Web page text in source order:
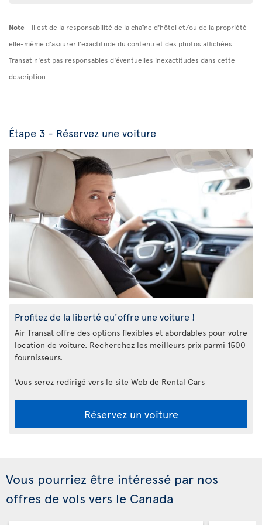
Note - Il est de la responsabilité de la chaîne d'hôtel et/ou de la propriété
elle-même d'assurer l'exactitude du contenu et des photos affichées.
Transat n'est pas responsables d'éventuelles inexactitudes dans cette
description.
Étape 3 - Réservez une voiture
Profitez de la liberté qu'offre une voiture !
Air Transat offre des options flexibles et abordables pour votre
location de voiture. Recherchez les meilleurs prix parmi 1500
fournisseurs.
Vous serez redirigé vers le site Web de Rental Cars
Réservez un voiture
Vous pourriez être intéressé par nos
offres de vols vers le Canada